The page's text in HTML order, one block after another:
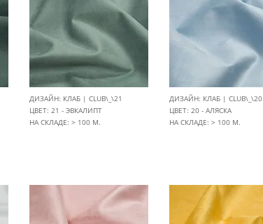
ДИЗАЙН: КЛАБ | CLUB\_\21
ЦВЕТ: 21 - ЭВКАЛИПТ
НА СКЛАДЕ: > 100 М.
ДИЗАЙН: КЛАБ | CLUB\_\20
ЦВЕТ: 20 - АЛЯСКА
НА СКЛАДЕ: > 100 М.